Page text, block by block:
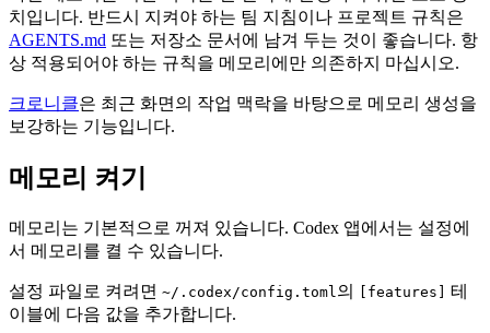
치입니다. 반드시 지켜야 하는 팀 지침이나 프로젝트 규칙은
AGENTS.md 또는 저장소 문서에 남겨 두는 것이 좋습니다. 항
상 적용되어야 하는 규칙을 메모리에만 의존하지 마십시오.
크로니클은 최근 화면의 작업 맥락을 바탕으로 메모리 생성을
보강하는 기능입니다.
메모리 켜기
메모리는 기본적으로 꺼져 있습니다. Codex 앱에서는 설정에
서 메모리를 켤 수 있습니다.
설정 파일로 켜려면 ~/.codex/config.toml 의 [features]
테
이블에 다음 값을 추가합니다.